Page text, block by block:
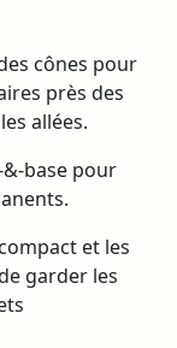
cônes pour
près des
allées.
base pour
et les
garder les